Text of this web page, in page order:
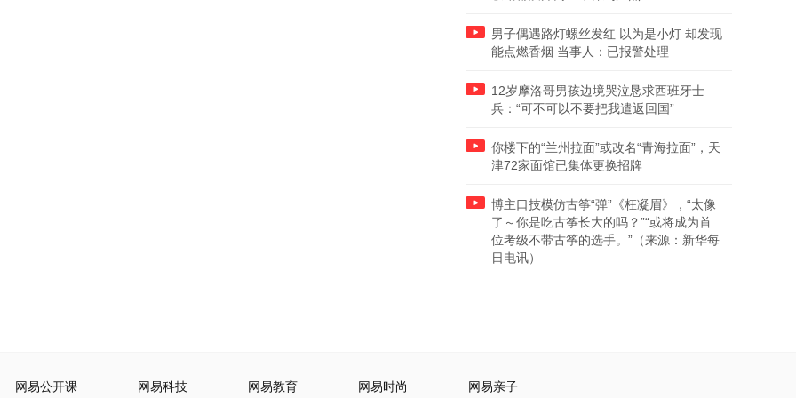
男子偶遇路灯螺丝发红 以为是小灯 却发现
能点燃香烟 当事人：已报警处理
12岁摩洛哥男孩边境哭泣恳求西班牙士
兵：“可不可以不要把我遣返回国”
你楼下的“兰州拉面”或改名“青海拉面”，天
津72家面馆已集体更换招牌
博主口技模仿古筝“弹”《枉凝眉》，“太像
了～你是吃古筝长大的吗？”“或将成为首
位考级不带古筝的选手。”（来源：新华每
日电讯）
网易公开课 网易科技 网易教育 网易时尚 网易亲子